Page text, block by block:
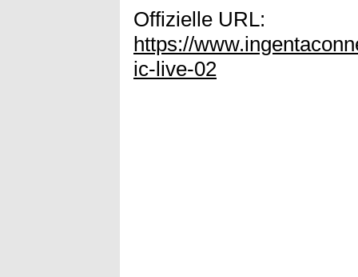
Offizielle URL:
https://
ic-live-02